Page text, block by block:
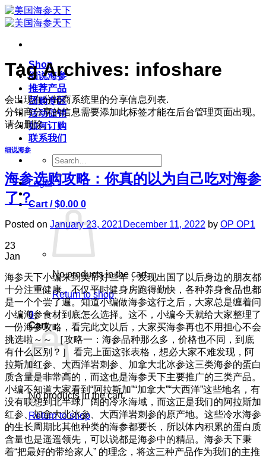
Skip
to
content
Shop
细说海参
推荐产品
团购专区
活动促销
如何订购
联系我们
Search
for:
Login
Cart /$0.00 0
No products in the cart.
Return to shop
0
Cart
No products in the cart.
Return to shop
Tag Archives: infoshare
会出现在分销商系统里的分享信息列表.
分销商分享的信息需要添加此标签才能在后台管理页面出现。
请勿删除。
细说海参
海参选购攻略：你真的以为自己吃对海参
了？
Posted on January 23, 2021December 11, 2022 by OP OP1
23
Jan
海参天下小编来到美帝好些年，发现出国了以后身边的朋友都
十分注重健康。不仅平时健身房跑得勤快，各种养身食品也都
是一个个尝了遍。知道小编做海参这行之后，大家总是缠着问
小编海参食材到底怎么选择。这不，小编今天就给大家整理了
一份海参攻略，看完此文以后，大家买海参再也不用担心不会
挑选啦～～ ［攻略一：海参品种那么多，价格也不同，到底
有什么区别？］ 看完上面这张表格，想必大家不难发现，阿
拉斯加红参、大西洋岩刺参、加拿大北冰参这三类海参的蛋白
质含量是非常高的，而这也是海参天下主要推广的三类产品。
小编不知道大家看到“阿拉斯加”“加拿大”“大西洋”这些地名，有
没有联想到北半球广阔的冷水海域，而这正是我们的阿拉斯加
红参、加拿大北冰参、大西洋岩刺参的原产地。这些冷水海参
的生长周期比其他种类的海参都要长，所以体内积累的蛋白质
含量也是遥遥领先，可以说都是海参中的精品。海参天下秉
着“把最好的带给家人” 的理念，将这三种产品作为我们的主推